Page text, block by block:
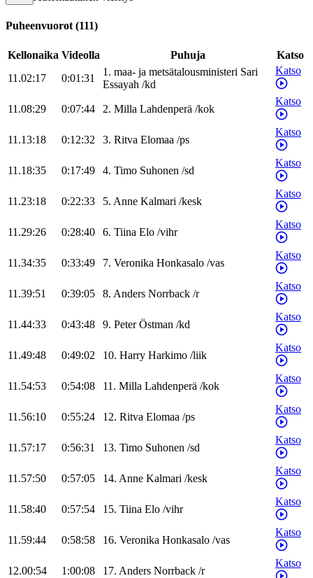
Puheenvuorot (111)
Kellonaika Videolla Puhuja
Katso
11.02:17
0:01:31
1. maa- ja metsätalousministeri Sari
Essayah /kd
Katso
11.08:29 0:07:44 2. Milla Lahdenperä /kok
Katso
11.13:18 0:12:32 3. Ritva Elomaa /ps
Katso
11.18:35 0:17:49 4. Timo Suhonen /sd
Katso
11.23:18 0:22:33 5. Anne Kalmari /kesk
Katso
11.29:26 0:28:40 6. Tiina Elo /vihr
Katso
11.34:35 0:33:49 7. Veronika Honkasalo /vas
Katso
11.39:51 0:39:05 8. Anders Norrback /r
Katso
11.44:33 0:43:48 9. Peter Östman /kd
Katso
11.49:48 0:49:02 10. Harry Harkimo /liik
Katso
11.54:53 0:54:08 11. Milla Lahdenperä /kok
Katso
11.56:10 0:55:24 12. Ritva Elomaa /ps
Katso
11.57:17 0:56:31 13. Timo Suhonen /sd
Katso
11.57:50 0:57:05 14. Anne Kalmari /kesk
Katso
11.58:40 0:57:54 15. Tiina Elo /vihr
Katso
11.59:44 0:58:58 16. Veronika Honkasalo /vas
Katso
12.00:54 1:00:08 17. Anders Norrback /r
Katso